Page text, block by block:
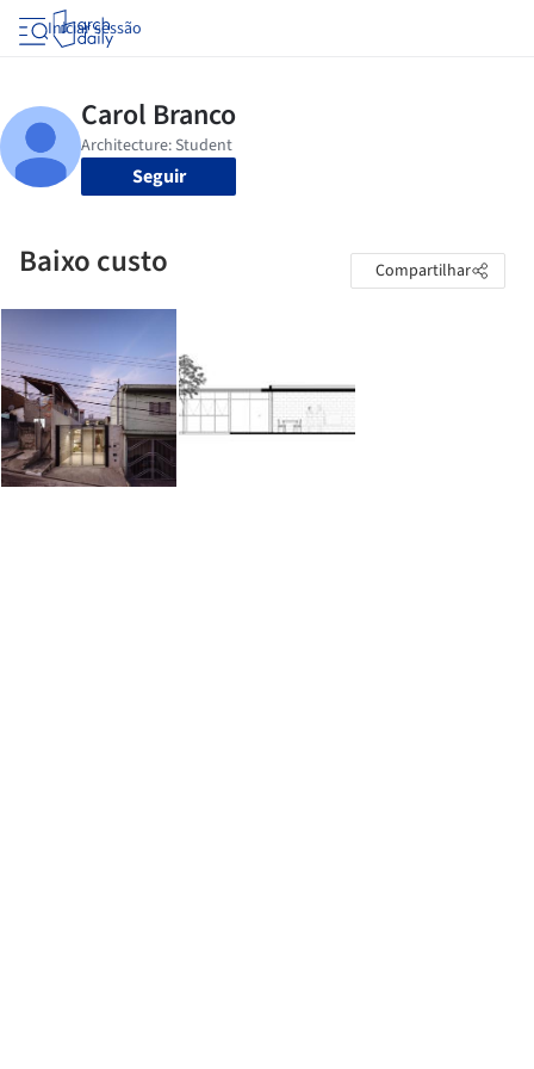
Iniciar sessão
Seguir
Baixo custo Compartilhar